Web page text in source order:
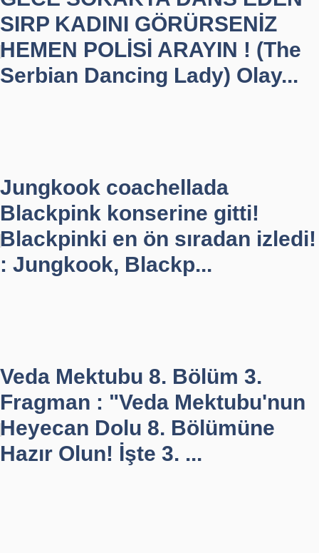
SIRP KADINI GÖRÜRSENİZ
HEMEN POLİSİ ARAYIN ! (The
Serbian Dancing Lady) Olay...
Jungkook coachellada
Blackpink konserine gitti!
Blackpinki en ön sıradan izledi!
: Jungkook, Blackp...
Veda Mektubu 8. Bölüm 3.
Fragman : "Veda Mektubu'nun
Heyecan Dolu 8. Bölümüne
Hazır Olun! İşte 3. ...